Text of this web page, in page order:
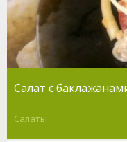
Салат с
Салаты